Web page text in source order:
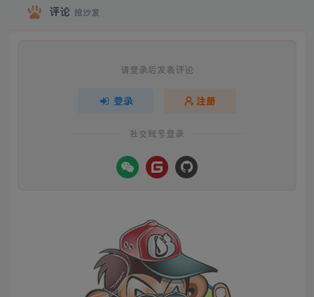
评论 抢沙发
请登录后发表评论
登录 注册
社交账号登录